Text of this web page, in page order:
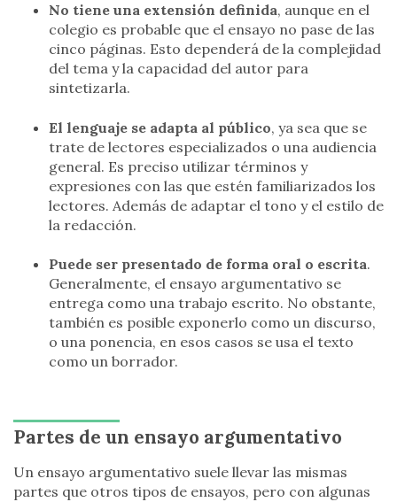
No tiene una extensión definida, aunque en el
colegio es probable que el ensayo no pase de las
cinco páginas. Esto dependerá de la complejidad
del tema y la capacidad del autor para
sintetizarla.
El lenguaje se adapta al público, ya sea que se
trate de lectores especializados o una audiencia
general. Es preciso utilizar términos y
expresiones con las que estén familiarizados los
lectores. Además de adaptar el tono y el estilo de
la redacción.
Puede ser presentado de forma oral o escrita.
Generalmente, el ensayo argumentativo se
entrega como una trabajo escrito. No obstante,
también es posible exponerlo como un discurso,
o una ponencia, en esos casos se usa el texto
como un borrador.
Partes de un ensayo argumentativo
Un ensayo argumentativo suele llevar las mismas
partes que otros tipos de ensayos, pero con algunas